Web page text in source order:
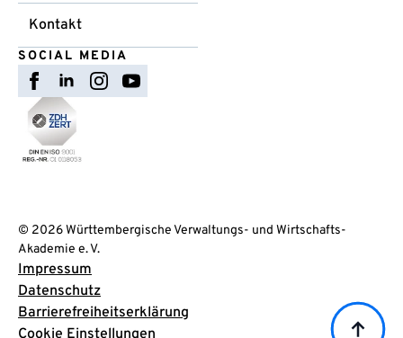
Kontakt
SOCIAL MEDIA
© 2026 Württembergische Verwaltungs- und Wirtschafts-
Akademie e. V.
Impressum
Datenschutz
Barrierefreiheitserklärung